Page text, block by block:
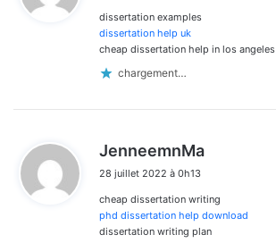
dissertation examples
dissertation help uk
cheap dissertation help in los angeles
chargement…
JenneemnMa
:
28 juillet 2022 à 0h13
cheap dissertation writing
phd dissertation help download
dissertation writing plan